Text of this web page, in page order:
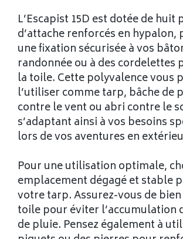
L’Escapist 15D est dotée de huit
d’attache renforcés en
une fixation sécurisée à vos
randonnée ou à des cordelettes
la toile. Cette polyvalence vous
l’utiliser comme tarp, bâche de
contre le vent ou abri contre le
s’adaptant ainsi à vos besoins
lors de vos aventures en
Pour une utilisation optimale,
emplacement dégagé et stable
votre tarp. Assurez-vous de
toile pour éviter l’accumulation
de pluie. Pensez également à